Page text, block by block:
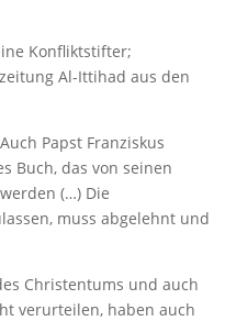
Konfliktstifter;
Al-Ittihad aus den
Papst Franziskus
Buch, das von seinen
(…) Die
muss abgelehnt und
Christentums und auch
verurteilen, haben auch